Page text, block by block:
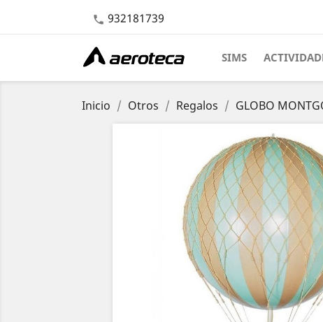
 932181739
SIMS
Inicio Otros Regalos GLOBO